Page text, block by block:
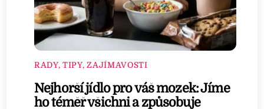
RADY, TIPY, ZAJÍMAVOSTI
Nejhorší jídlo pro váš mozek: Jíme
ho téměř všichni a způsobuje